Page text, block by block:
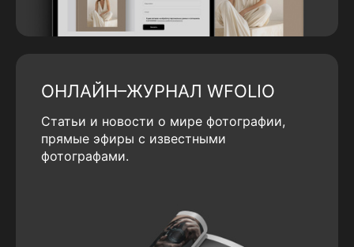
ОНЛАЙН–ЖУРНАЛ WFOLIO
Статьи и новости о мире фотографии,
прямые эфиры с известными
фотографами.